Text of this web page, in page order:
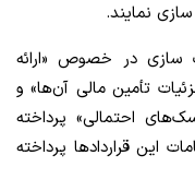
نمایند.
سازی در خصوص «ارائه
تأمین مالی آن‌ها» و
احتمالی» پرداخته
این قراردادها پرداخته